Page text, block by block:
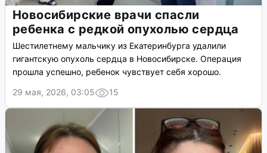
Новосибирские врачи спасли
ребенка с редкой опухолью сердца
Шестилетнему мальчику из Екатеринбурга удалили
гигантскую опухоль сердца в Новосибирске. Операция
прошла успешно, ребенок чувствует себя хорошо.
29 мая, 2026, 03:05
15